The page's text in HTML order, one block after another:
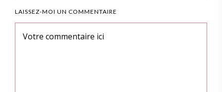
LAISSEZ-MOI UN COMMENTAIRE